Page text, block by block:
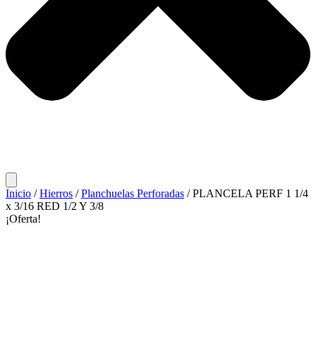
Inicio /Hierros /Planchuelas Perforadas / PLANCELA PERF 1 1/4
x 3/16 RED 1/2 Y 3/8
¡Oferta!